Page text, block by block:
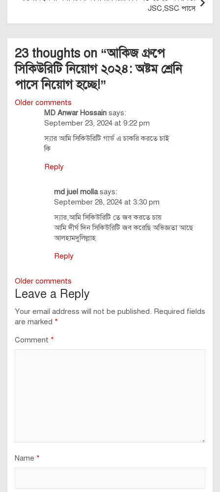
JSC,SSC পাসে
23 thoughts on “আকিজ গ্রুপে
সিকিউরিটি নিয়োগ ২০২৪: অষ্টম শ্রেনি
পাসে নিয়োগ হচ্ছে!”
Comments
navigation
Older comments
MD Anwar Hossain says:
September 23, 2024 at 9:22 pm
স্যার আমি সিকিউরিটি গার্ড এ চাকরি করতে চাই
কি
Reply
md juel molla says:
September 28, 2024 at 3:30 pm
স্যার,আমি সিকিউরিটি তে জব করতে চায়
আমি দীর্ঘ দিন সিকিউরিটি জব করেছি অভিজ্ঞতা আছে
আলহামদুলিল্লাহ
Reply
Comments
navigation
Older comments
Leave a Reply
Your email address will not be published. Required fields
are marked *
Comment *
Name *